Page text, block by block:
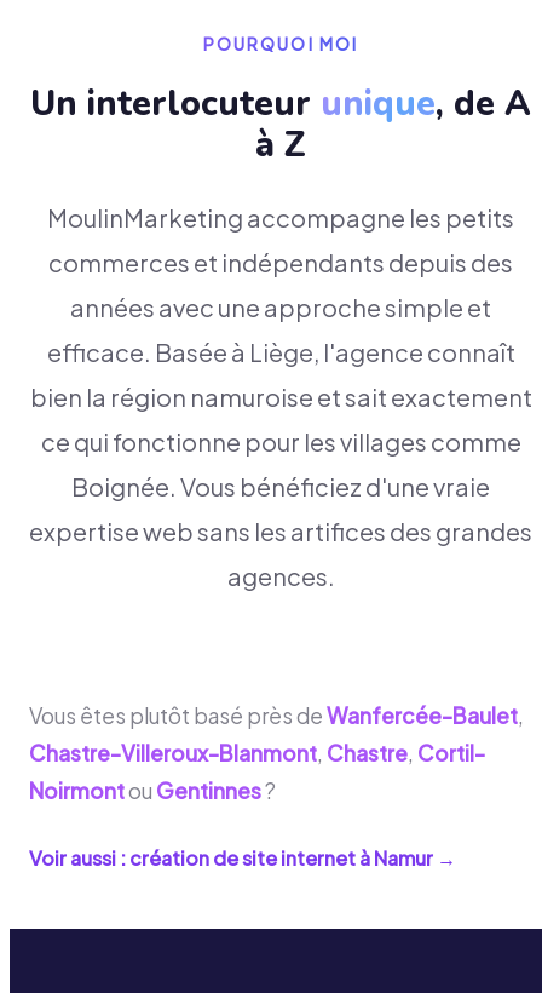
POURQUOI MOI
Un interlocuteur unique, de A
à Z
MoulinMarketing accompagne les petits
commerces et indépendants depuis des
années avec une approche simple et
efficace. Basée à Liège, l'agence connaît
bien la région namuroise et sait exactement
ce qui fonctionne pour les villages comme
Boignée. Vous bénéficiez d'une vraie
expertise web sans les artifices des grandes
agences.
Vous êtes plutôt basé près deWanfercée-Baulet,
Chastre-Villeroux-Blanmont, Chastre, Cortil-
Noirmontou Gentinnes?
Voir aussi : création de site internet àNamur →